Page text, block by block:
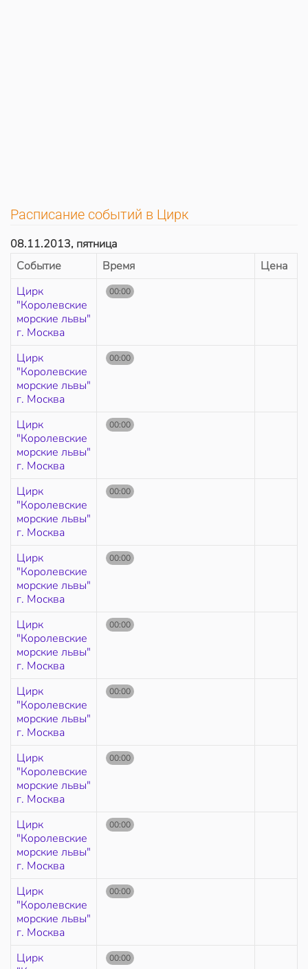
Расписание событий в Цирк
08.11.2013, пятница
Событие
Время
Цена
Цирк
"Королевские
морские львы"
г. Москва
00:00
Цирк
"Королевские
морские львы"
г. Москва
00:00
Цирк
"Королевские
морские львы"
г. Москва
00:00
Цирк
"Королевские
морские львы"
г. Москва
00:00
Цирк
"Королевские
морские львы"
г. Москва
00:00
Цирк
"Королевские
морские львы"
г. Москва
00:00
Цирк
"Королевские
морские львы"
г. Москва
00:00
Цирк
"Королевские
морские львы"
г. Москва
00:00
Цирк
"Королевские
морские львы"
г. Москва
00:00
Цирк
"Королевские
морские львы"
г. Москва
00:00
Цирк
00:00